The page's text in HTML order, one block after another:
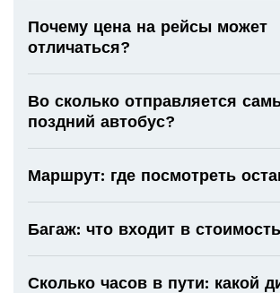
Почему цена на рейсы может
отличаться?
Во сколько отправляется
поздний автобус?
Маршрут: где посмотреть
Багаж: что входит в
Сколько часов в пути: какой